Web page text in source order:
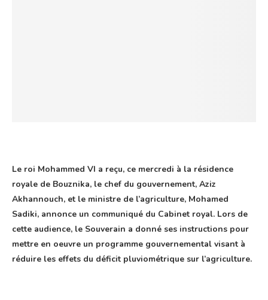
Le roi Mohammed VI a reçu, ce mercredi à la résidence
royale de Bouznika, le chef du gouvernement, Aziz
Akhannouch, et le ministre de l’agriculture, Mohamed
Sadiki, annonce un communiqué du Cabinet royal. Lors de
cette audience, le Souverain a donné ses instructions pour
mettre en oeuvre un programme gouvernemental visant à
réduire les effets du déficit pluviométrique sur l’agriculture.